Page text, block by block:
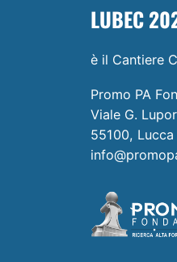
LUBEC
è il Cantiere
Promo PA
Viale G.
55100, Lucca